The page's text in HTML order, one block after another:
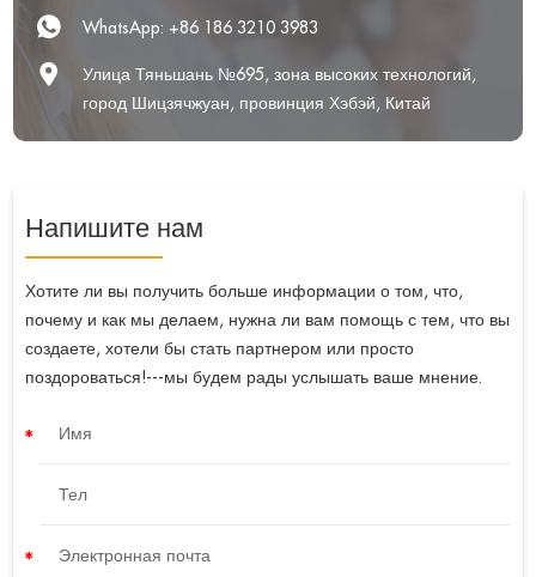
WhatsApp: +86 186 3210 3983
Улица Тяньшань №695, зона высоких технологий,
город Шицзячжуан, провинция Хэбэй, Китай
Напишите нам
Хотите ли вы получить больше информации о том, что,
почему и как мы делаем, нужна ли вам помощь с тем, что вы
создаете, хотели бы стать партнером или просто
поздороваться!---мы будем рады услышать ваше мнение.